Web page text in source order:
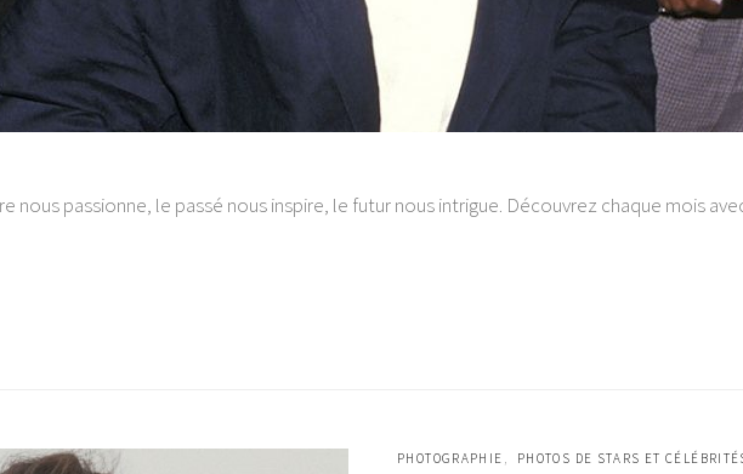
nous passionne, le passé nous inspire, le futur nous intrigue. Découvrez chaque mois
PHOTOGRAPHIE PHOTOS DE STARS ET